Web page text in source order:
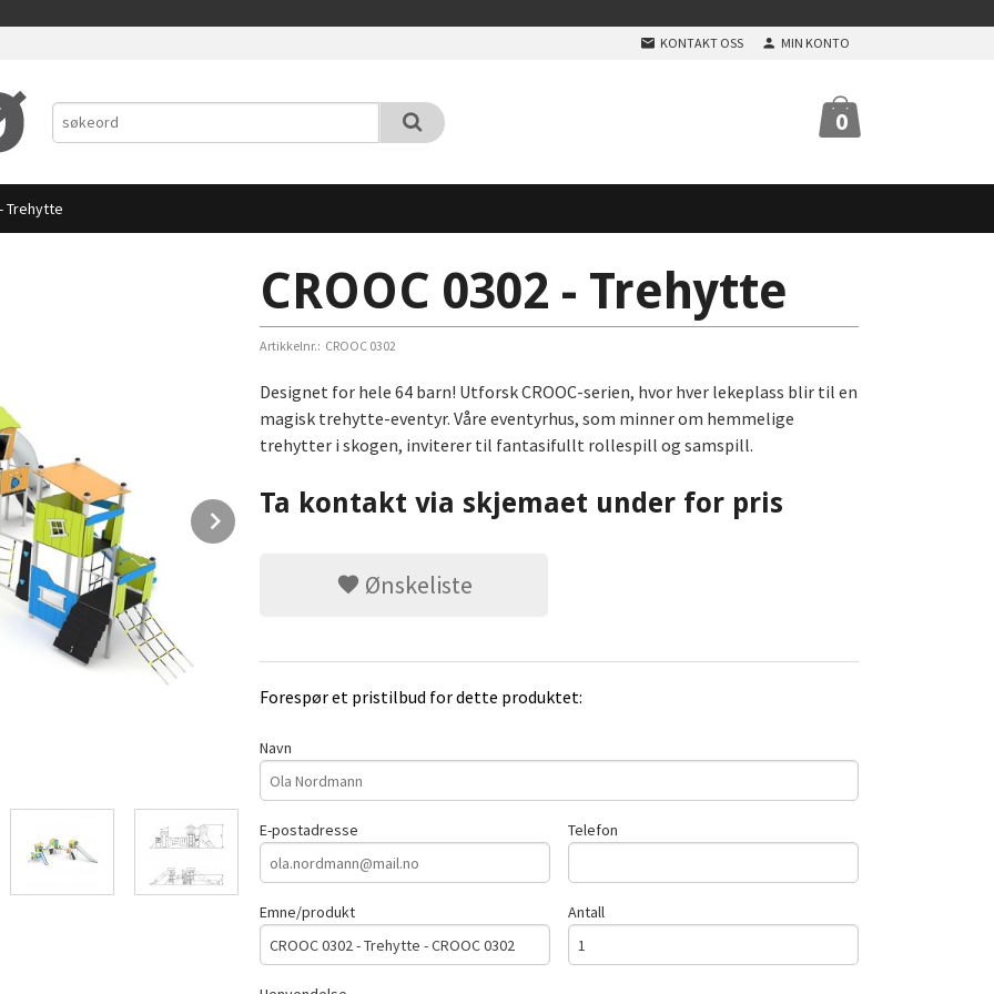
KONTAKT OSS MIN KONTO
0
Trehytte
Next
CROOC 0302 - Trehytte
Artikkelnr.: CROOC 0302
Designet for hele 64 barn! Utforsk CROOC-serien, hvor hver lekeplass blir til en
magisk trehytte-eventyr. Våre eventyrhus, som minner om hemmelige
trehytter i skogen, inviterer til fantasifullt rollespill og samspill.
Ta kontakt via skjemaet under for pris
Ønskeliste
Forespør et pristilbud for dette produktet:
Navn
E-postadresse Telefon
Emne/produkt Antall